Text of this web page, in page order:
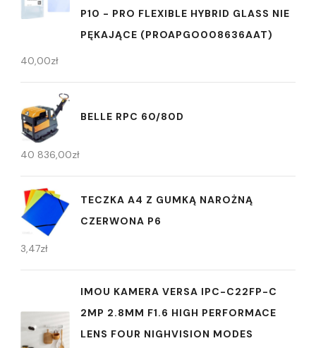
P10 - PRO FLEXIBLE HYBRID GLASS NIE
PĘKAJĄCE (PROAPGO008636AAT)
40,00zł
BELLE RPC 60/80D
40 836,00zł
TECZKA A4 Z GUMKĄ NAROŻNĄ
CZERWONA P6
3,47zł
IMOU KAMERA VERSA IPC-C22FP-C
2MP 2.8MM F1.6 HIGH PERFORMACE
LENS FOUR NIGHVISION MODES